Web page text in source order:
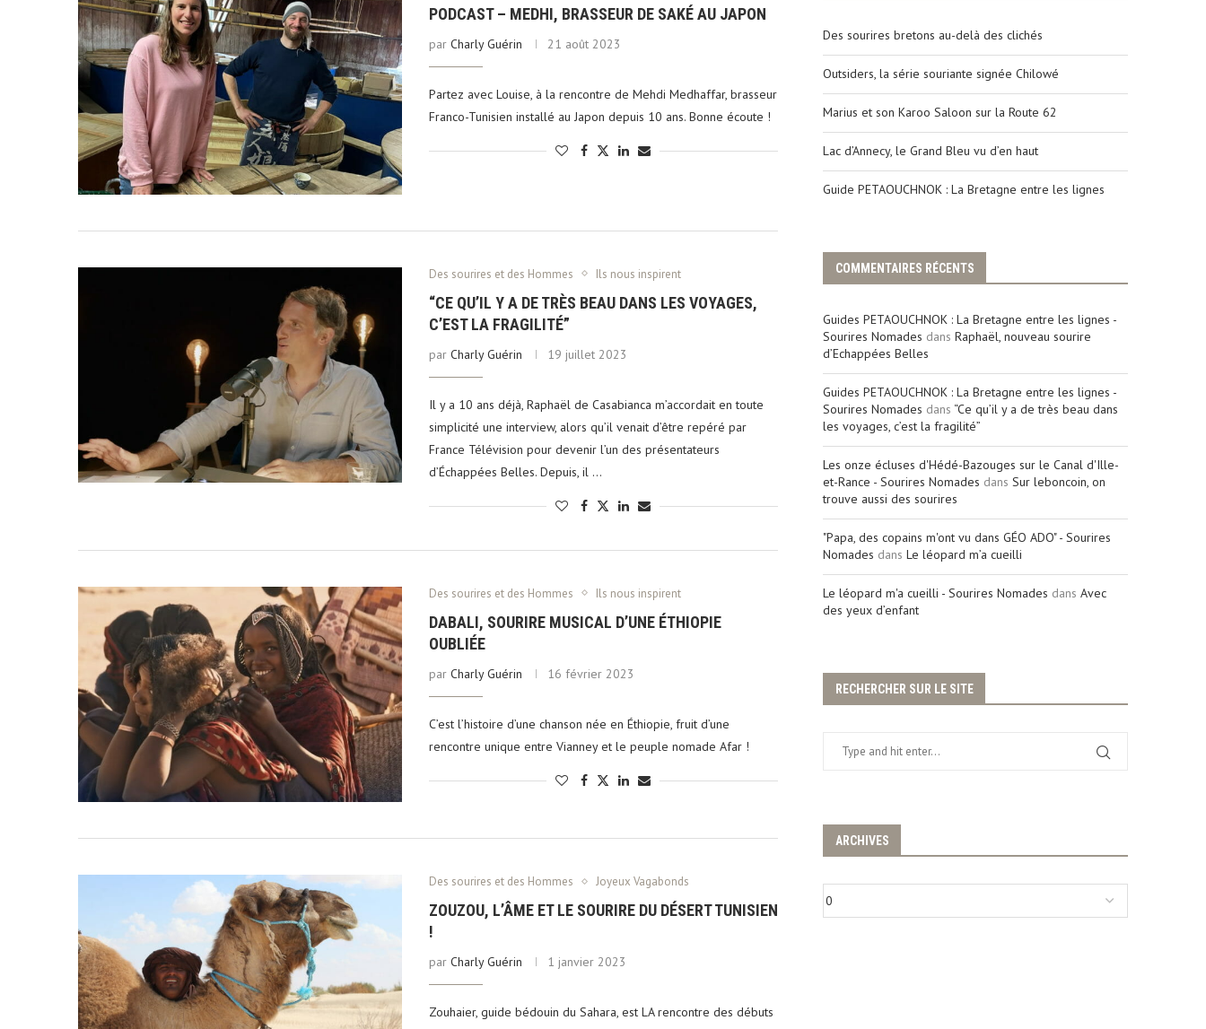
PODCAST – MEDHI, BRASSEUR DE SAKÉ AU JAPON
par Charly Guérin 21 août 2023
Partez avec Louise, à la rencontre de Mehdi Medhaffar, brasseur
Franco-Tunisien installé au Japon depuis 10 ans. Bonne écoute !
Des sourires et des Hommes Ils nous inspirent
“CE QU’IL Y A DE TRÈS BEAU DANS LES VOYAGES,
C’EST LA FRAGILITÉ”
par Charly Guérin 19 juillet 2023
Il y a 10 ans déjà, Raphaël de Casabianca m’accordait en toute
simplicité une interview, alors qu’il venait d’être repéré par
France Télévision pour devenir l’un des présentateurs
d’Échappées Belles. Depuis, il …
Des sourires et des Hommes Ils nous inspirent
DABALI, SOURIRE MUSICAL D’UNE ÉTHIOPIE
OUBLIÉE
par Charly Guérin 16 février 2023
C’est l’histoire d’une chanson née en Éthiopie, fruit d’une
rencontre unique entre Vianney et le peuple nomade Afar !
Des sourires et des Hommes Joyeux Vagabonds
ZOUZOU, L’ÂME ET LE SOURIRE DU DÉSERT TUNISIEN
!
par Charly Guérin 1 janvier 2023
Zouhaier, guide bédouin du Sahara, est LA rencontre des débuts
Des sourires bretons au-delà des clichés
Outsiders, la série souriante signée Chilowé
Marius et son Karoo Saloon sur la Route 62
Lac d’Annecy, le Grand Bleu vu d’en haut
Guide PETAOUCHNOK : La Bretagne entre les lignes
COMMENTAIRES RÉCENTS
Guides PETAOUCHNOK : La Bretagne entre les lignes -
Sourires Nomades dans Raphaël, nouveau sourire
d’Echappées Belles
Guides PETAOUCHNOK : La Bretagne entre les lignes -
Sourires Nomades dans “Ce qu’il y a de très beau dans
les voyages, c’est la fragilité”
Les onze écluses d'Hédé-Bazouges sur le Canal d'Ille-
et-Rance - Sourires Nomades dans Sur leboncoin, on
trouve aussi des sourires
"Papa, des copains m'ont vu dans GÉO ADO" - Sourires
Nomades dans Le léopard m’a cueilli
Le léopard m'a cueilli - Sourires Nomades dans Avec
des yeux d’enfant
RECHERCHER SUR LE SITE
ARCHIVES